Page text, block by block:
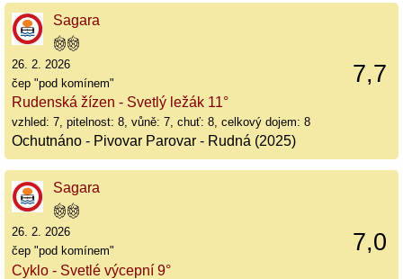
Sagara
7,7
26. 2. 2026
čep "pod komínem"
Rudenská žízen - Svetlý ležák 11°
vzhled: 7, pitelnost: 8, vůně: 7, chuť: 8, celkový dojem: 8
Ochutnáno - Pivovar Parovar - Rudná (2025)
Sagara
7,0
26. 2. 2026
čep "pod komínem"
Cyklo - Svetlé výcepní 9°